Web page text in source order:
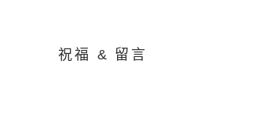
祝福 & 留言